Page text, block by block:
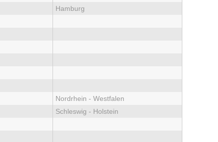
Hamburg
Nordrhein - Westfalen
Schleswig - Holstein